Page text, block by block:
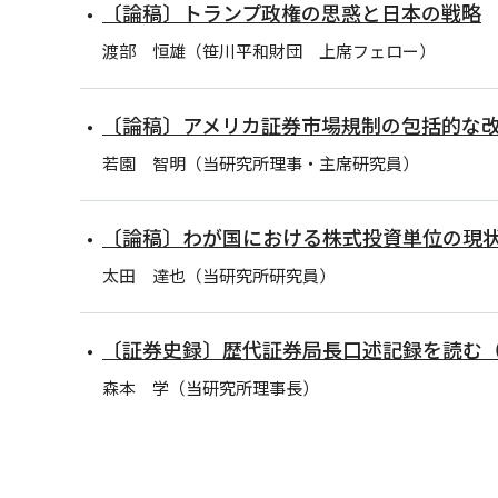
〔論稿〕トランプ政権の思惑と日本の戦略
渡部 恒雄（笹川平和財団 上席フェロー）
〔論稿〕アメリカ証券市場規制の包括的な
若園 智明（当研究所理事・主席研究員）
〔論稿〕わが国における株式投資単位の現
太田 達也（当研究所研究員）
〔証券史録〕歴代証券局長口述記録を読む
森本 学（当研究所理事長）